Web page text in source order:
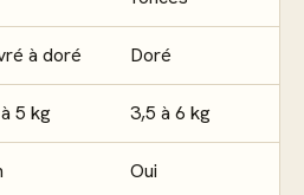
à doré Doré
5 kg 3,5 à 6 kg
Oui